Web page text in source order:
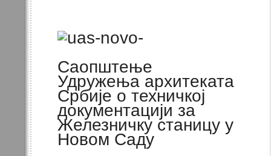
Саопштење
Удружења архитеката
Србије о техничкој
документацији за
Железничку станицу у
Новом Саду